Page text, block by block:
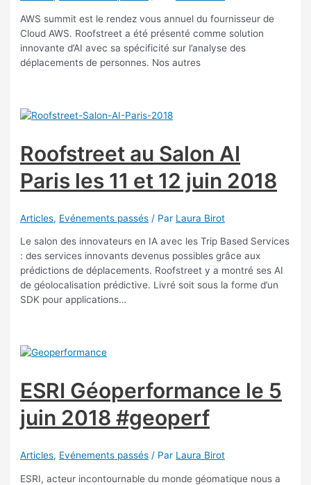
AWS summit est le rendez vous annuel du fournisseur de
Cloud AWS. Roofstreet a été présenté comme solution
innovante d’AI avec sa spécificité sur l’analyse des
déplacements de personnes. Nos autres
Roofstreet au Salon AI
Paris les 11 et 12 juin 2018
Articles, Evénements passés / Par Laura Birot
Le salon des innovateurs en IA avec les Trip Based Services
: des services innovants devenus possibles grâce aux
prédictions de déplacements. Roofstreet y a montré ses AI
de géolocalisation prédictive. Livré soit sous la forme d’un
SDK pour applications…
ESRI Géoperformance le 5
juin 2018 #geoperf
Articles, Evénements passés / Par Laura Birot
ESRI, acteur incontournable du monde géomatique nous a